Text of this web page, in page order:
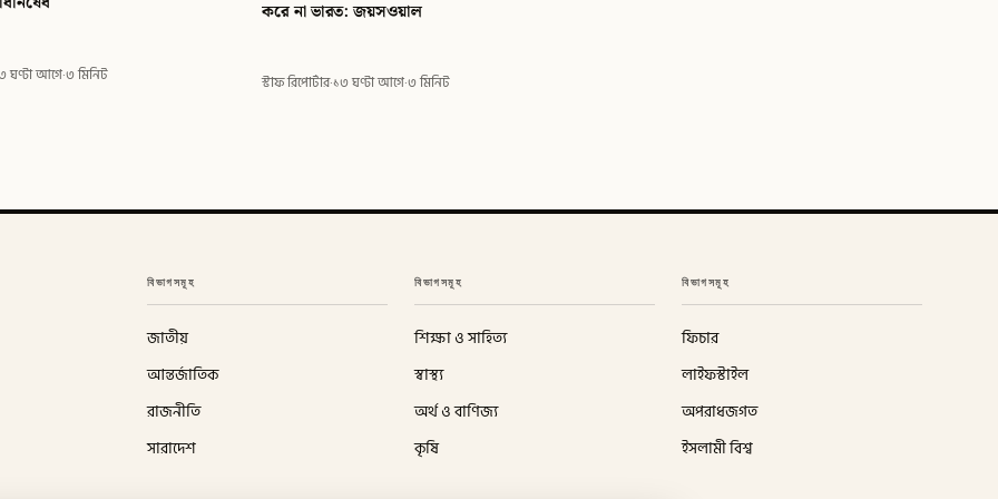
ঘণ্টা আগে·৩ মিনিট
করে না ভারত: জয়সওয়াল
স্টাফ রিপোর্টার·১৩ ঘণ্টা আগে·৩ মিনিট
বিভাগসমূহ
জাতীয়
আন্তর্জাতিক
রাজনীতি
সারাদেশ
বিভাগসমূহ
শিক্ষা ও সাহিত্য
স্বাস্থ্য
অর্থ ও বাণিজ্য
কৃষি
বিভাগসমূহ
ফিচার
লাইফস্টাইল
অপরাধজগত
ইসলামী বিশ্ব